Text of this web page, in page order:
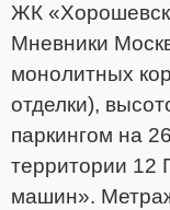
ЖК
Мневники
монолитных
отделки),
паркингом на
территории 12
машин».